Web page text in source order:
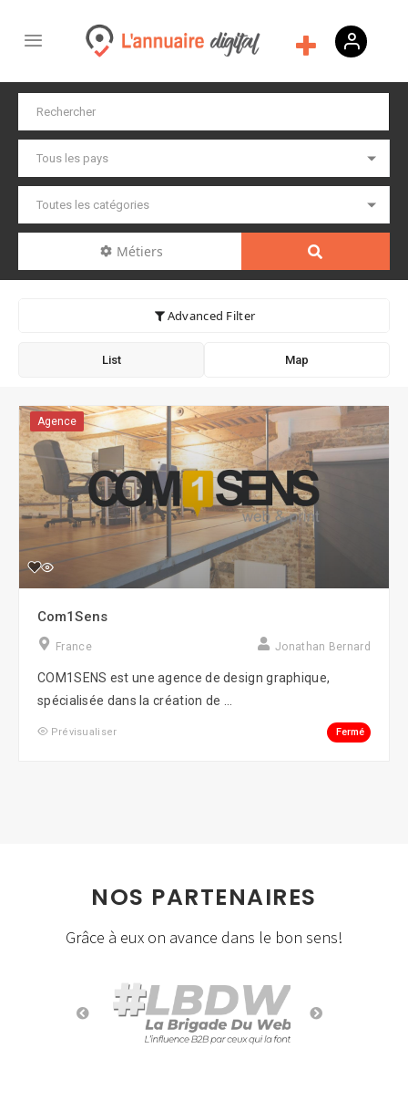
Métiers
Advanced Filter
List Map
Agence
Com1Sens
France Jonathan Bernard
COM1SENS est une agence de design graphique,
spécialisée dans la création de ...
Prévisualiser Fermé
NOS PARTENAIRES
Grâce à eux on avance dans le bon sens!